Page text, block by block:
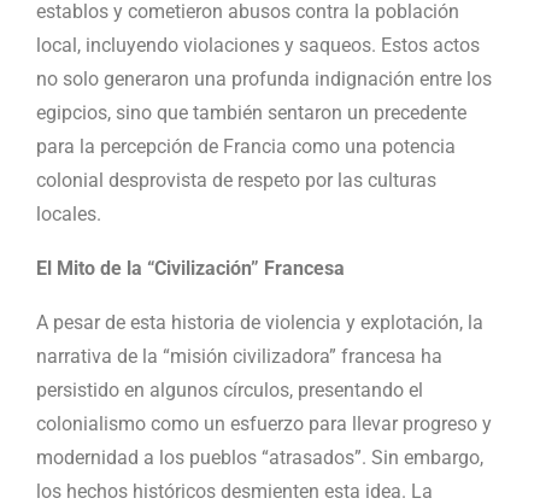
establos y cometieron abusos contra la población
local, incluyendo violaciones y saqueos. Estos actos
no solo generaron una profunda indignación entre los
egipcios, sino que también sentaron un precedente
para la percepción de Francia como una potencia
colonial desprovista de respeto por las culturas
locales.
El Mito de la “Civilización” Francesa
A pesar de esta historia de violencia y explotación, la
narrativa de la “misión civilizadora” francesa ha
persistido en algunos círculos, presentando el
colonialismo como un esfuerzo para llevar progreso y
modernidad a los pueblos “atrasados”. Sin embargo,
los hechos históricos desmienten esta idea. La